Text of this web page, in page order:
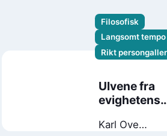
Filosofisk
Langsomt tempo
Rikt
Ulvene fra
evighetens
Karl Ove